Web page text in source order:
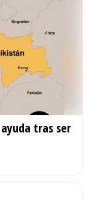
tras ser